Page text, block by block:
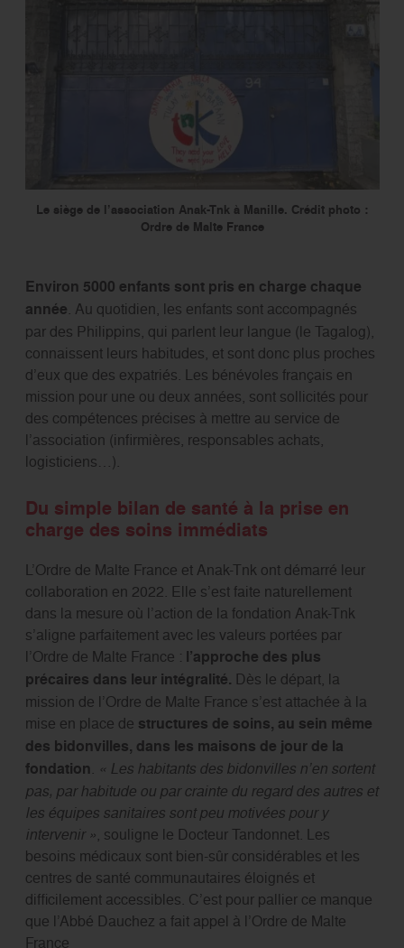
Le siège de l’association Anak-Tnk à Manille. Crédit photo :
Ordre de Malte France
Environ 5000 enfants sont pris en charge chaque
année. Au quotidien, les enfants sont accompagnés
par des Philippins, qui parlent leur langue (le Tagalog),
connaissent leurs habitudes, et sont donc plus proches
d’eux que des expatriés. Les bénévoles français en
mission pour une ou deux années, sont sollicités pour
des compétences précises à mettre au service de
l’association (inﬁrmières, responsables achats,
logisticiens…).
Du simple bilan de santé à la prise en
charge des soins immédiats
L’Ordre de Malte France et Anak-Tnk ont démarré leur
collaboration en 2022. Elle s’est faite naturellement
dans la mesure où l’action de la fondation Anak-Tnk
s’aligne parfaitement avec les valeurs portées par
l’Ordre de Malte France : l’approche des plus
précaires dans leur intégralité. Dès le départ, la
mission de l’Ordre de Malte France s’est attachée à la
mise en place de structures de soins, au sein même
des bidonvilles, dans les maisons de jour de la
fondation. « Les habitants des bidonvilles n’en sortent
pas, par habitude ou par crainte du regard des autres et
les équipes sanitaires sont peu motivées pour y
intervenir », souligne le Docteur Tandonnet. Les
besoins médicaux sont bien-sûr considérables et les
centres de santé communautaires éloignés et
difficilement accessibles. C’est pour pallier ce manque
que l’Abbé Dauchez a fait appel à l’Ordre de Malte
France